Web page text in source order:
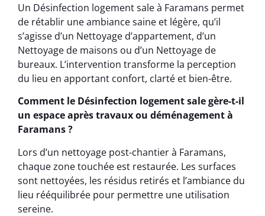
Un Désinfection logement sale à Faramans permet
de rétablir une ambiance saine et légère, qu’il
s’agisse d’un Nettoyage d’appartement, d’un
Nettoyage de maisons ou d’un Nettoyage de
bureaux. L’intervention transforme la perception
du lieu en apportant confort, clarté et bien-être.
Comment le Désinfection logement sale gère-t-il
un espace après travaux ou déménagement à
Faramans ?
Lors d’un nettoyage post-chantier à Faramans,
chaque zone touchée est restaurée. Les surfaces
sont nettoyées, les résidus retirés et l’ambiance du
lieu rééquilibrée pour permettre une utilisation
sereine.